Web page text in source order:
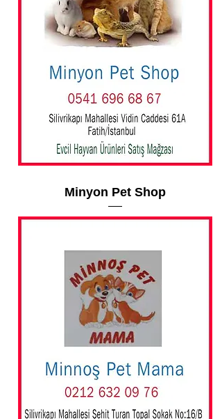
Minyon Pet Shop